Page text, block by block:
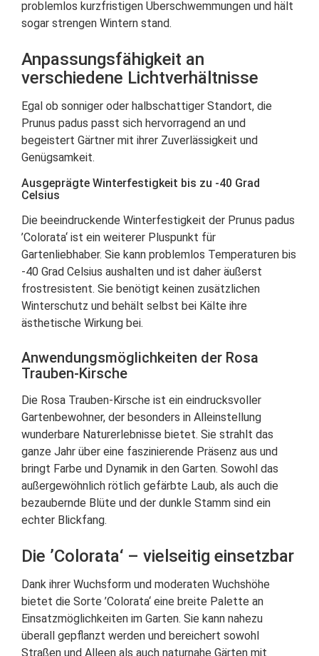
problemlos kurzfristigen Überschwemmungen und hält
sogar strengen Wintern stand.
Anpassungsfähigkeit an
verschiedene Lichtverhältnisse
Egal ob sonniger oder halbschattiger Standort, die
Prunus padus passt sich hervorragend an und
begeistert Gärtner mit ihrer Zuverlässigkeit und
Genügsamkeit.
Ausgeprägte Winterfestigkeit bis zu -40 Grad
Celsius
Die beeindruckende Winterfestigkeit der Prunus padus
’Colorata‘ ist ein weiterer Pluspunkt für
Gartenliebhaber. Sie kann problemlos Temperaturen bis
-40 Grad Celsius aushalten und ist daher äußerst
frostresistent. Sie benötigt keinen zusätzlichen
Winterschutz und behält selbst bei Kälte ihre
ästhetische Wirkung bei.
Anwendungsmöglichkeiten der Rosa
Trauben-Kirsche
Die Rosa Trauben-Kirsche ist ein eindrucksvoller
Gartenbewohner, der besonders in Alleinstellung
wunderbare Naturerlebnisse bietet. Sie strahlt das
ganze Jahr über eine faszinierende Präsenz aus und
bringt Farbe und Dynamik in den Garten. Sowohl das
außergewöhnlich rötlich gefärbte Laub, als auch die
bezaubernde Blüte und der dunkle Stamm sind ein
echter Blickfang.
Die ’Colorata‘ – vielseitig einsetzbar
Dank ihrer Wuchsform und moderaten Wuchshöhe
bietet die Sorte ’Colorata‘ eine breite Palette an
Einsatzmöglichkeiten im Garten. Sie kann nahezu
überall gepflanzt werden und bereichert sowohl
Straßen und Alleen als auch naturnahe Gärten mit